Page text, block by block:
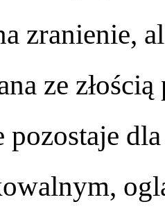
zranienie,
ze
pozostaje